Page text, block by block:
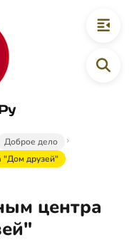
Доброе дело
"Дом друзей"
центра